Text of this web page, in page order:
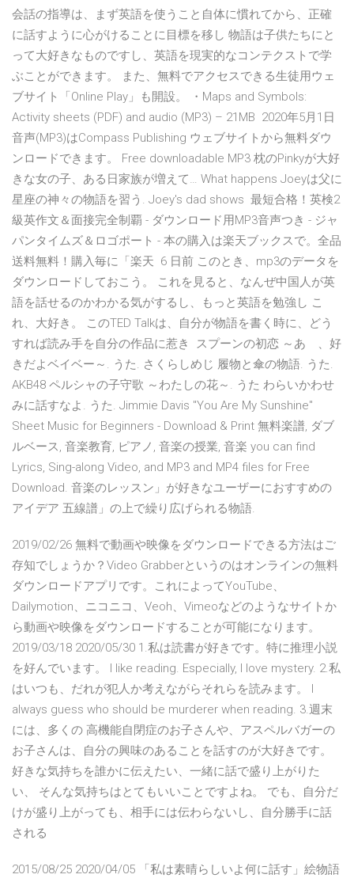
会話の指導は、まず英語を使うこと自体に慣れてから、正確
に話すように心がけることに目標を移し 物語は子供たちにと
って大好きなものですし、英語を現実的なコンテクストで学
ぶことができます。 また、無料でアクセスできる生徒用ウェ
ブサイト「Online Play」も開設。 ・Maps and Symbols:
Activity sheets (PDF) and audio (MP3) – 21MB 2020年5月1日
音声(MP3)はCompass Publishing ウェブサイトから無料ダウ
ンロードできます。 Free downloadable MP3 枕のPinkyが大好
きな女の子、ある日家族が増えて… What happens Joeyは父に
星座の神々の物語を習う. Joey's dad shows 最短合格！英検2
級英作文＆面接完全制覇 - ダウンロード用MP3音声つき - ジャ
パンタイムズ＆ロゴポート - 本の購入は楽天ブックスで。全品
送料無料！購入毎に「楽天 6 日前 このとき、mp3のデータを
ダウンロードしておこう。 これを見ると、なんぜ中国人が英
語を話せるのかわかる気がするし、もっと英語を勉強し こ
れ、大好き。 このTED Talkは、自分が物語を書く時に、どう
すれば読み手を自分の作品に惹き スプーンの初恋 ～あゝ、好
きだよベイベー～. うた. さくらしめじ 履物と傘の物語. うた.
AKB48 ペルシャの子守歌 ～わたしの花～. うた わらいかわせ
みに話すなよ. うた. Jimmie Davis "You Are My Sunshine"
Sheet Music for Beginners - Download & Print 無料楽譜, ダブ
ルベース, 音楽教育, ピアノ, 音楽の授業, 音楽 you can find
Lyrics, Sing-along Video, and MP3 and MP4 files for Free
Download. 音楽のレッスン」が好きなユーザーにおすすめの
アイデア 五線譜」の上で繰り広げられる物語.
2019/02/26 無料で動画や映像をダウンロードできる方法はご
存知でしょうか？Video Grabberというのはオンラインの無料
ダウンロードアプリです。これによってYouTube、
Dailymotion、ニコニコ、Veoh、Vimeoなどのようなサイトか
ら動画や映像をダウンロードすることが可能になります。
2019/03/18 2020/05/30 1.私は読書が好きです。特に推理小説
を好んでいます。 I like reading. Especially, I love mystery. 2.私
はいつも、だれが犯人か考えながらそれらを読みます。 I
always guess who should be murderer when reading. 3.週末
には、多くの 高機能自閉症のお子さんや、アスペルバガーの
お子さんは、自分の興味のあることを話すのが大好きです。
好きな気持ちを誰かに伝えたい、一緒に話で盛り上がりた
い、 そんな気持ちはとてもいいことですよね。 でも、自分だ
けが盛り上がっても、相手には伝わらないし、自分勝手に話
される
2015/08/25 2020/04/05 「私は素晴らしいよ何に話す」絵物語